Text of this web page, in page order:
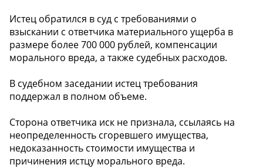
Истец обратился в суд с требованиями о
взыскании с ответчика материального ущерба в
размере более 700 000 рублей, компенсации
морального вреда, а также судебных расходов.
В судебном заседании истец требования
поддержал в полном объеме.
Сторона ответчика иск не признала, ссылаясь на
неопределенность сгоревшего имущества,
недоказанность стоимости имущества и
причинения истцу морального вреда.